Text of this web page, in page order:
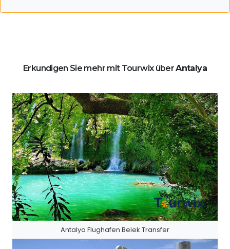
Erkundigen Sie mehr mit Tourwix überAntalya
Antalya Flughafen Belek Transfer